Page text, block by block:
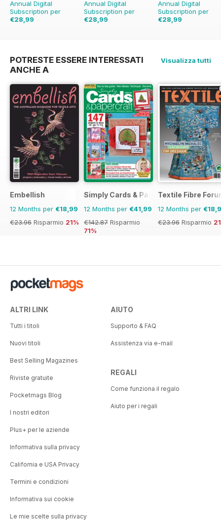
Annual Digital
Subscription per
€28,99
Annual Digital
Subscription per
€28,99
Annual Digital
Subscription per
€28,99
POTRESTE ESSERE INTERESSATI
ANCHE A
Visualizza tutti
Embellish
12 Months per €18,99
€23.96 Risparmio 21%
Simply Cards & Papercraft
12 Months per €41,99
€142.87 Risparmio
71%
Textile Fibre
12 Months per
€23.96 Risparmio
ALTRI LINK
Tutti i titoli
Nuovi titoli
Best Selling Magazines
Riviste gratuite
Pocketmags Blog
I nostri editori
Plus+ per le aziende
Informativa sulla privacy
California e USA Privacy
Termini e condizioni
Informativa sui cookie
Le mie scelte sulla privacy
AIUTO
Supporto & FAQ
Assistenza via e-mail
REGALI
Come funziona il regalo
Aiuto per i regali